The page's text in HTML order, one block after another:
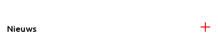
Nieuws